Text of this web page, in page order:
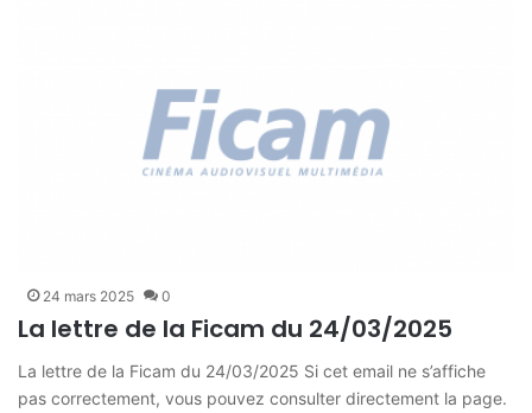
24 mars 2025 0
La lettre de la Ficam du 24/03/2025
La lettre de la Ficam du 24/03/2025 Si cet email ne s’affiche
pas correctement, vous pouvez consulter directement la page.